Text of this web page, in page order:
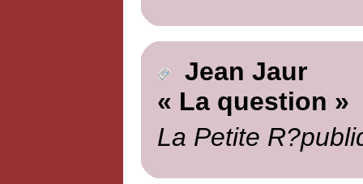
Jean Jaur
« La question »
La Petite